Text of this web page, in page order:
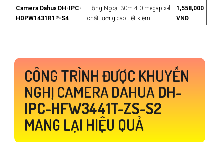
Camera Dahua DH-IPC-
HDPW1431R1P-S4
Hồng Ngoại 30m 4.0 megapixel
chất lượng cao tiết kiệm
1,558,000
VNĐ
CÔNG TRÌNH ĐƯỢC KHUYẾN
NGHỊ CAMERA DAHUA DH-
IPC-HFW3441T-ZS-S2
MANG LẠI HIỆU QUẢ